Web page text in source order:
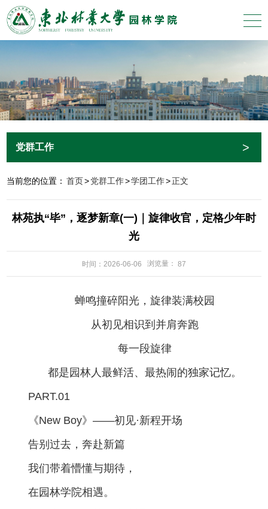
党群工作 >
当前您的位置： 首页>党群工作>学团工作>正文
林苑执“毕”，逐梦新章(一)｜旋律收官，定格少年时
光
时间：2026-06-06 浏览量： 87
蝉鸣撞碎阳光，旋律装满校园
从初见相识到并肩奔跑
每一段旋律
都是园林人最鲜活、最热闹的独家记忆。
PART.01
《New Boy》——初见·新程开场
告别过去，奔赴新篇
我们带着懵懂与期待，
在园林学院相遇。